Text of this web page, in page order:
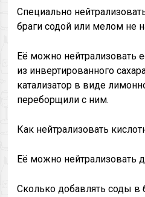
Специально
браги содой или мелом не
Её можно нейтрализовать
из инвертированного
катализатор в виде
переборщили с ним.
Как нейтрализовать
Её можно нейтрализовать
Сколько добавлять соды в